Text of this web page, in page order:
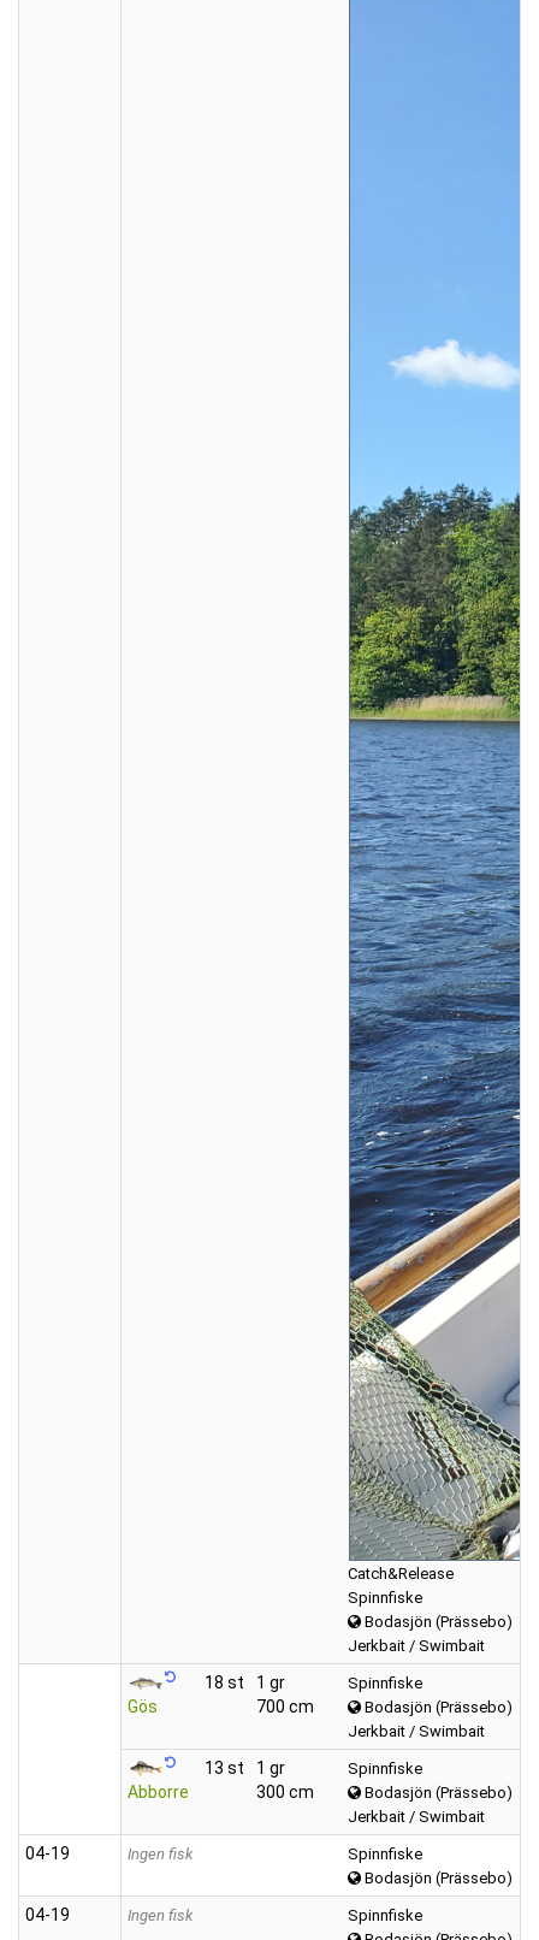
Catch&Release
Spinnfiske
Bodasjön (Prässebo)
Jerkbait / Swimbait
Gös
18 st
1 gr
700 cm
Spinnfiske
Bodasjön (Prässebo)
Jerkbait / Swimbait
Abborre
13 st
1 gr
300 cm
Spinnfiske
Bodasjön (Prässebo)
Jerkbait / Swimbait
04‑19 Ingen fisk
Spinnfiske
Bodasjön (Prässebo)
04‑19 Ingen fisk
Spinnfiske